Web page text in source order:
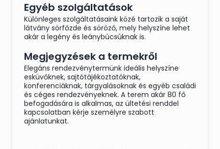
Egyéb szolgáltatások
Különleges szolgáltatásaink közé tartozik a saját
látvány sörfőzde és söröző, mely helyszíne lehet
akár a legény és leánybúcsúknak is.
Megjegyzések a termekről
Elegáns rendezvénytermünk ideális helyszíne
esküvőknek, sajtótájékoztatóknak,
konferenciáknak, tárgyalásoknak és egyéb családi
és céges rendezvényeknek. A terem akár 80 fő
befogadására is alkalmas, az ültetési renddel
kapcsolatban kérje személyre szabott
ajánlatunkat.